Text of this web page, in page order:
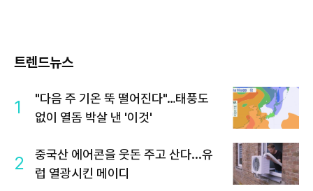
트렌드뉴스
1
"다음 주 기온 뚝 떨어진다"…태풍도
없이 열돔 박살 낸 '이것'
2
중국산 에어콘을 웃돈 주고 산다...유
럽 열광시킨 메이디